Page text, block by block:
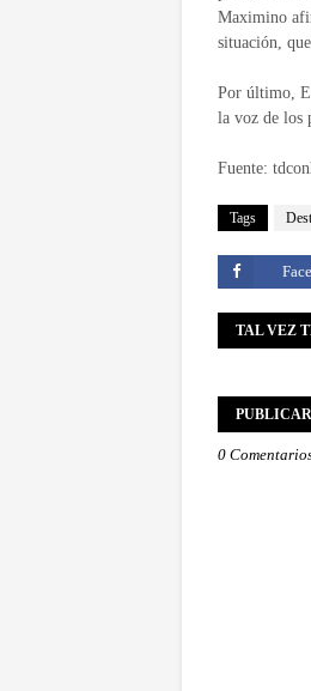
Maximino
situación,
Por último,
la voz de los
Fuente:
Tags
TAL VEZ
0